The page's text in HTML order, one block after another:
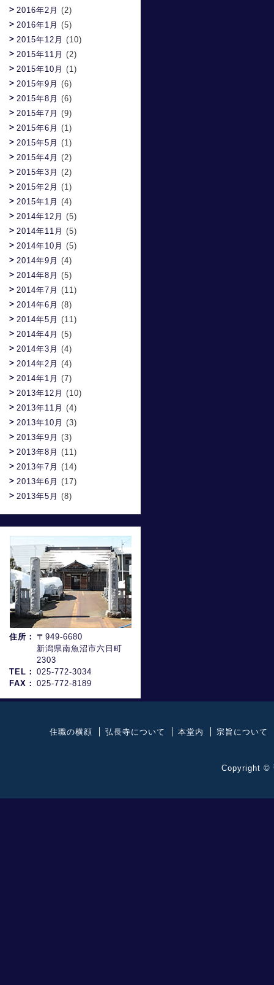
2016年2月 (2)
2016年1月 (5)
2015年12月 (10)
2015年11月 (2)
2015年10月 (1)
2015年9月 (6)
2015年8月 (6)
2015年7月 (9)
2015年6月 (1)
2015年5月 (1)
2015年4月 (2)
2015年3月 (2)
2015年2月 (1)
2015年1月 (4)
2014年12月 (5)
2014年11月 (5)
2014年10月 (5)
2014年9月 (4)
2014年8月 (5)
2014年7月 (11)
2014年6月 (8)
2014年5月 (11)
2014年4月 (5)
2014年3月 (4)
2014年2月 (4)
2014年1月 (7)
2013年12月 (10)
2013年11月 (4)
2013年10月 (3)
2013年9月 (3)
2013年8月 (11)
2013年7月 (14)
2013年6月 (17)
2013年5月 (8)
住所：
〒949-6680
新潟県南魚沼市六日町
2303
TEL：
025-772-3034
FAX：
025-772-8189
住職の横顔 弘長寺について 本堂内 宗旨について
Copyright ©